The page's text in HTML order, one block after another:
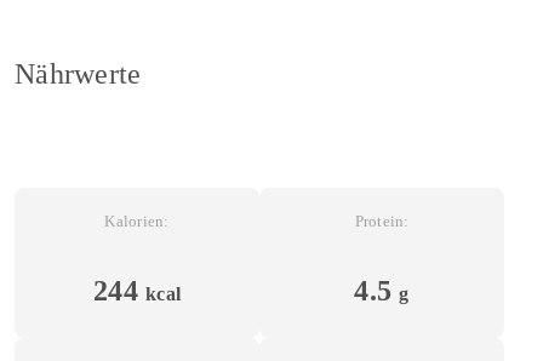
Nährwerte
Kalorien:
244 kcal
Protein:
4.5g